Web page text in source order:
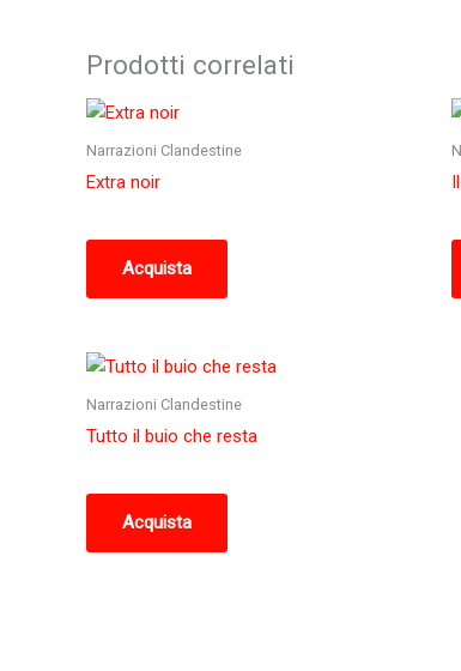
Prodotti correlati
Narrazioni Clandestine
Extra noir
Acquista
Narrazioni Clandestine
Tutto il buio che resta
Acquista